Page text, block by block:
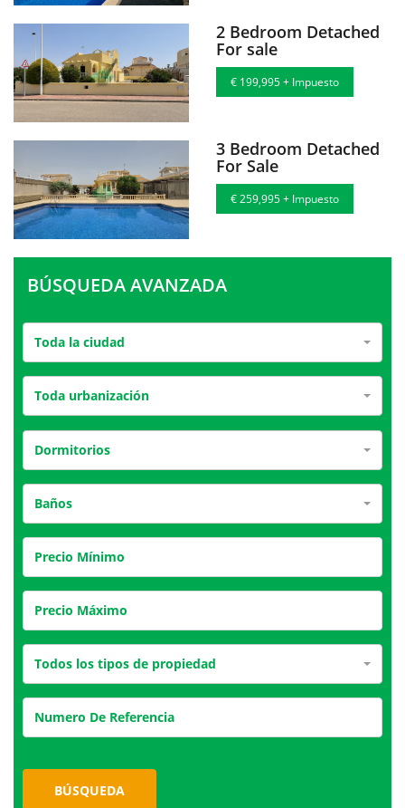
2 Bedroom Detached
For sale
€ 199,995 + Impuesto
3 Bedroom Detached
For Sale
€ 259,995 + Impuesto
BÚSQUEDA AVANZADA
Toda la ciudad
Toda urbanización
Dormitorios
Baños
Todos los tipos de propiedad
BÚSQUEDA